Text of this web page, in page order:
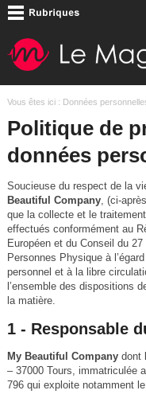
Vous êtes ici : Données
Politique de
données
Soucieuse du respect de la
Beautiful Company, (ci-
que la collecte et le
effectués conformément au
Européen et du Conseil du
Personnes Physique à
personnel et à la libre
l’ensemble des dispositions
la matière.
1 - Responsable
My Beautiful Companydont
– 37000 Tours, immatriculée
796 qui exploite notamment